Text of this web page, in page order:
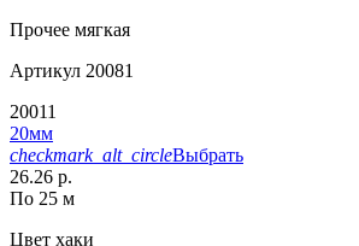
Прочее мягкая
Артикул 20081
20011
20мм
checkmark_alt_circleВыбрать
26.26 р.
По 25 м
Цвет хаки